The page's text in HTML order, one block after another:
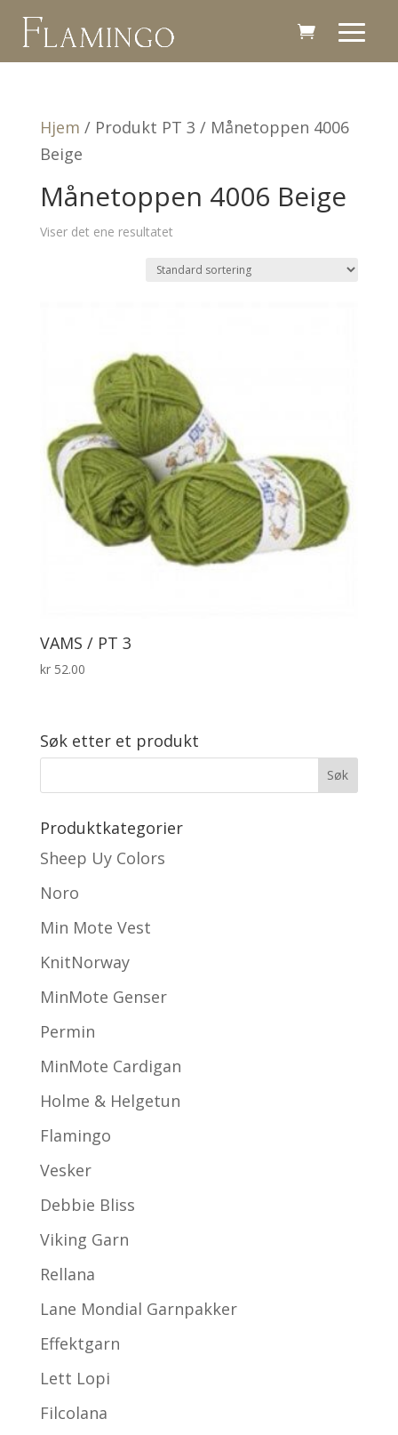
Hjem / Produkt PT 3 / Månetoppen 4006
Beige
Månetoppen 4006 Beige
Viser det ene resultatet
VAMS / PT 3
kr52.00
Søk etter et produkt
Produktkategorier
Sheep Uy Colors
Noro
Min Mote Vest
KnitNorway
MinMote Genser
Permin
MinMote Cardigan
Holme & Helgetun
Flamingo
Vesker
Debbie Bliss
Viking Garn
Rellana
Lane Mondial Garnpakker
Effektgarn
Lett Lopi
Filcolana